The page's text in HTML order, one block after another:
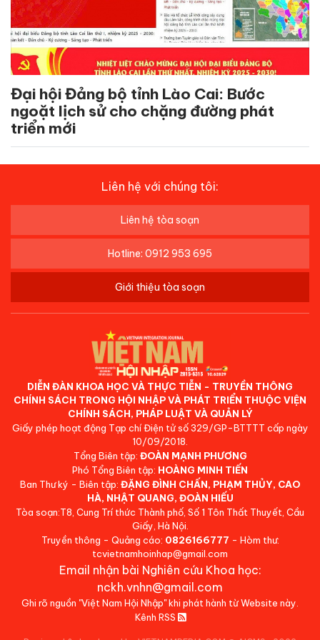
Đại hội Đảng bộ tỉnh Lào Cai: Bước
ngoặt lịch sử cho chặng đường phát
triển mới
Liên hệ với chúng tôi:
Liên hệ tòa soạn
Hotline: 0912 953 695
Giới thiệu tòa soạn
DIỄN ĐÀN KHOA HỌC VÀ THỰC TIỄN - TRUYỀN THÔNG
CHÍNH SÁCH TRONG HỘI NHẬP VÀ PHÁT TRIỂN THUỘC VIỆN
CHÍNH SÁCH, PHÁP LUẬT VÀ QUẢN LÝ
Giấy phép hoạt động Tạp chí Điện tử số 329/GP-BTTTT cấp ngày
10/09/2018.
Tổng Biên tập: ĐOÀN MẠNH PHƯƠNG
Phó Tổng Biên tập: HOÀNG MINH TIẾN
Ban Thư ký - Biên tập: ĐẶNG ĐÌNH CHẤN, PHẠM THỦY, CAO
HÀ, NHẬT QUANG, ĐOÀN HIẾU
Tòa soạn:T8, Cung Trí thức Thành phố, Số 1 Tôn Thất Thuyết, Cầu
Giấy, Hà Nội.
Truyền thông - Quảng cáo: 0826166777 - Hòm thư:
tcvietnamhoinhap@gmail.com
Email nhận bài Nghiên cứu Khoa học:
nckh.vnhn@gmail.com
Ghi rõ nguồn "Việt Nam Hội Nhập" khi phát hành từ Website này.
Kênh RSS